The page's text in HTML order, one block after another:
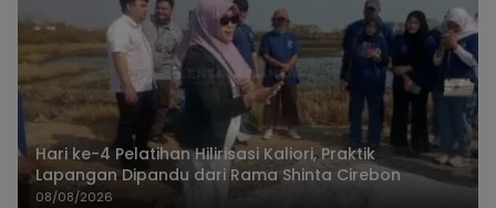
Hari ke-4 Pelatihan Hilirisasi Kaliori, Praktik
Lapangan Dipandu dari Rama Shinta Cirebon
08/08/2026